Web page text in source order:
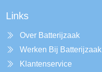
Links
Over Batterijzaak
Werken Bij Batterijzaak
Klantenservice